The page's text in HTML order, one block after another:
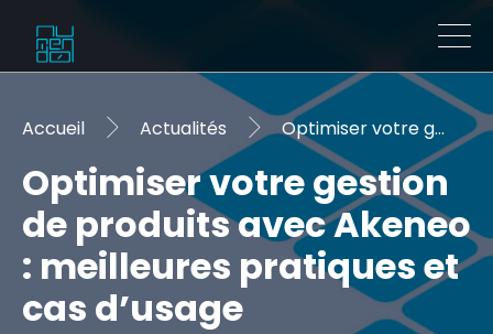
Accueil Actualités Optimiser votre gestion de produits avec Akeneo : meilleures pratiques et cas d’usage
Optimiser votre gestion
de produits avec Akeneo
: meilleures pratiques et
cas d’usage